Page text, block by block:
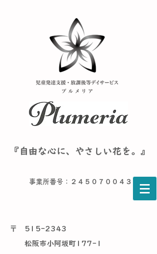
『自由な心に、やさしい花を。』
事業所番号：２４５０７００４３６
〒
515-2343
松阪市小阿坂町177-1